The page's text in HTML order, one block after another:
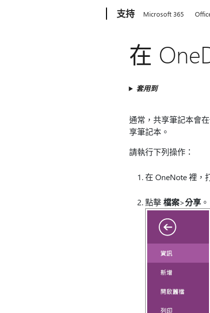
支持 Microsoft 365
在
套用到
通常，共享筆記本會
享筆記本。
請執行下列操作：
在 OneNote 裡，
點擊檔案>分享。